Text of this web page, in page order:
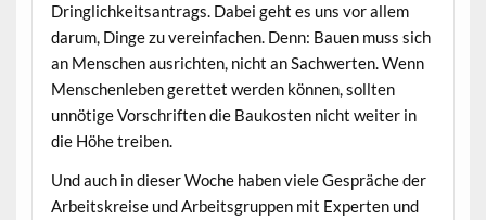
Dringlichkeit­santrags. Dabei geht es uns vor allem
darum, Dinge zu vere­in­fachen. Denn: Bauen muss sich
an Men­schen aus­richt­en, nicht an Sach­w­erten. Wenn
Men­schen­leben gerettet wer­den kön­nen, soll­ten
unnötige Vorschriften die Baukosten nicht weit­er in
die Höhe treiben.
Und auch in dieser Woche haben viele Gespräche der
Arbeit­skreise und Arbeits­grup­pen mit Experten und